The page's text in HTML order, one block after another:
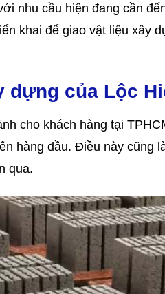
nhu cầu hiện đang cần
khai để giao vật liệu xây
dựng của Lộc
cho khách hàng tại
hàng đầu. Điều này cũng
qua.